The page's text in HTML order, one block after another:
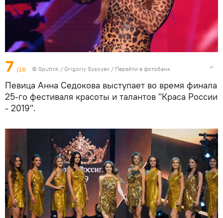
7 /16 © Sputnik / Grigoriy Sysoyev / Перейти в фотобанк
Певица Анна Седокова выступает во время финала
25-го фестиваля красоты и талантов "Краса России
- 2019".